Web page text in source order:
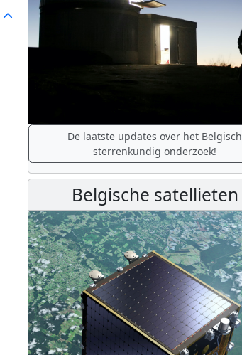
De laatste updates over het Belgisch
sterrenkundig onderzoek!
Belgische satellieten